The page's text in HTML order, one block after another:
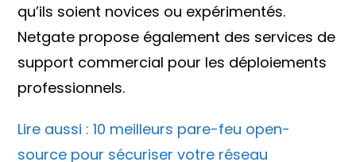
qu’ils soient novices ou expérimentés.
Netgate propose également des services de
support commercial pour les déploiements
professionnels.
Lire aussi : 10 meilleurs pare-feu open-
source pour sécuriser votre réseau